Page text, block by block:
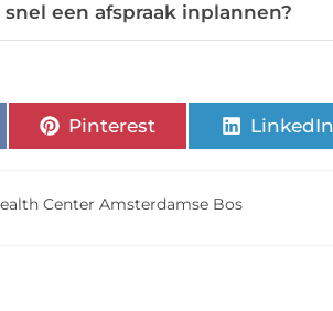
een afspraak inplannen?
Pinterest LinkedIn
Center Amsterdamse Bos